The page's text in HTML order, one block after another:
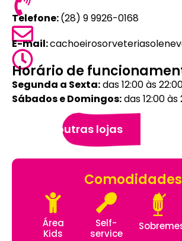
Telefone:(28) 9 9926-0168
E-mail:
Horário de
Segunda a Sexta:das 12:00 às
Sábados e Domingos:das 12:00 às
Veja outras lojas
Comodidades
Área
Kids
Self-
service